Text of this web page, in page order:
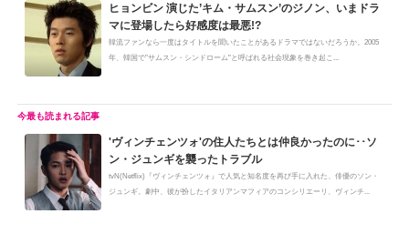
ヒョンビン 演じた’キム・サムスン’のジノン、いまドラ
マに登場したら好感度は最悪!?
韓流ファンなら一度はタイトルを聞いたことがあるドラマではないだろうか。2005
年、韓国で"サムスン・シンドローム"と呼ばれる社会現象を巻き起こ...
'ヴィンチェンツォ'の住人たちとは仲良かったのに･･ソ
ン・ジュンギを襲ったトラブル
tvN(Netflix)『ヴィンチェンツォ』で人気と知名度を再び手に入れた、俳優のソン・
ジュンギ。劇中、彼が扮したイタリアンマフィアのコンシリエーリ、ヴィンチ...